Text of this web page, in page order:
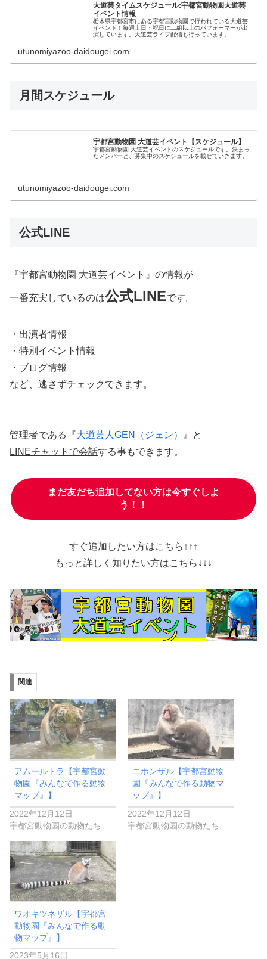
大道芸タイムスケジュール:宇都宮動物園大道芸
イベント情報
栃木県宇都宮市にある宇都宮動物園で行われている大道芸
イベント！毎週土日・祝日に二組以上のパフォーマーが出
演しています。大道芸ライブ配信も行っています。
utunomiyazoo-daidougei.com
月間スケジュール
宇都宮動物園 大道芸イベント【スケジュール】
宇都宮動物園 大道芸イベントのスケジュールです。決まっ
たメンバーと、募集中のスケジュールを載せていきます。
utunomiyazoo-daidougei.com
公式LINE
『宇都宮動物園 大道芸イベント』の情報が
一番充実しているのは公式LINEです。
・出演者情報
・特別イベント情報
・ブログ情報
など、逃さずチェックできます。
管理者である 『大道芸人GEN（ジェン）
』と
LINEチャットで会話する事もできます。
まだ友だち追加してない方は今すぐしよ
う！！
すぐ追加したい方はこちら↑↑↑
もっと詳しく知りたい方はこちら↓↓↓
関連
アムールトラ【宇都宮動
物園『みんなで作る動物
マップ』】
2022年12月12日
宇都宮動物園の動物たち
ニホンザル【宇都宮動物
園『みんなで作る動物マ
ップ』】
2022年12月12日
宇都宮動物園の動物たち
ワオキツネザル【宇都宮
動物園『みんなで作る動
物マップ』】
2023年5月16日